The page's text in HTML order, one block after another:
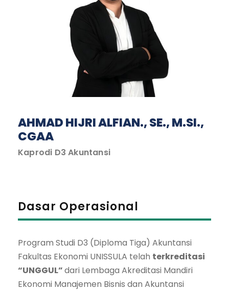
AHMAD HIJRI ALFIAN., SE., M.SI.,
CGAA
Kaprodi D3 Akuntansi
Dasar Operasional
Program Studi D3 (Diploma Tiga) Akuntansi
Fakultas Ekonomi UNISSULA telah terkreditasi
“UNGGUL”dari Lembaga Akreditasi Mandiri
Ekonomi Manajemen Bisnis dan Akuntansi